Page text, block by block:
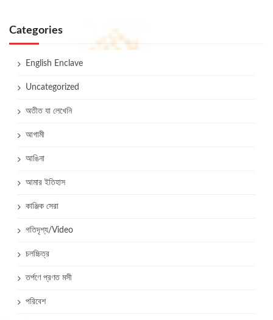
Categories
English Enclave
Uncategorized
অতীত যা লেখেনি
আগামী
আঙিনা
আমার ইতিহাস
কাঞ্জিক সেরা
গতিদৃশ্য/Video
চলচ্চিত্র
তর্পণে প্রণত মসী
পরিবেশ